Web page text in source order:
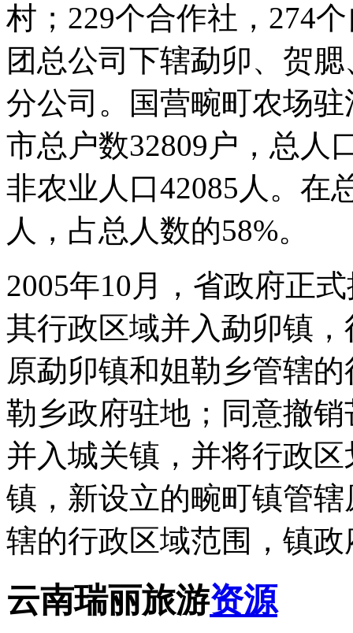
村；229个合作社，274
团总公司下辖勐卯、贺
分公司。国营畹町农场
市总户数32809户，总人
非农业人口42085人。在
人，占总人数的58%。
2005年10月，省政府正
其行政区域并入勐卯镇
原勐卯镇和姐勒乡管辖
勒乡政府驻地；同意撤
并入城关镇，并将行政
镇，新设立的畹町镇管
辖的行政区域范围，镇
云南瑞丽旅游资源